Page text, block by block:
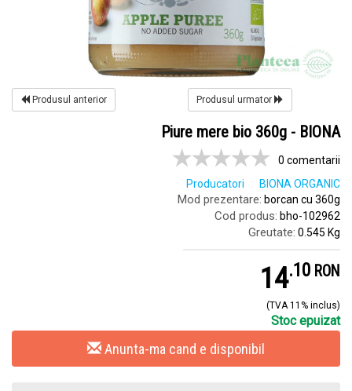
Produsul anterior Produsul urmator
Piure mere bio 360g - BIONA
0 comentarii
Producatori
BIONA ORGANIC
Mod prezentare: borcan cu 360g
Cod produs: bho-102962
Greutate: 0.545 Kg
14.1 RON
(TVA 11% inclus)
Stoc epuizat
Anunta-ma cand e disponibil